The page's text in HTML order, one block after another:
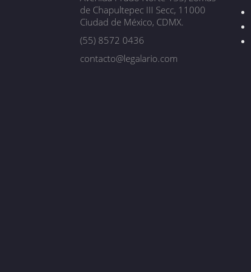
de Chapultepec III Secc, 11000
Ciudad de México, CDMX.
(55) 8572 0436
contacto@legalario.com